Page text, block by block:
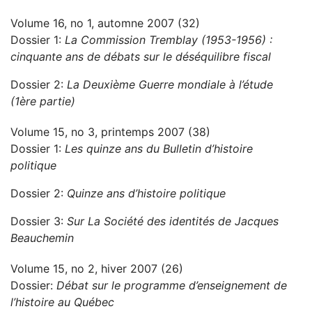
Volume 16, no 1, automne 2007 (32)
Dossier 1: La Commission Tremblay (1953-1956) :
cinquante ans de débats sur le déséquilibre fiscal
Dossier 2: La Deuxième Guerre mondiale à l’étude
(1ère partie)
Volume 15, no 3, printemps 2007 (38)
Dossier 1: Les quinze ans du Bulletin d’histoire
politique
Dossier 2: Quinze ans d’histoire politique
Dossier 3: Sur La Société des identités de Jacques
Beauchemin
Volume 15, no 2, hiver 2007 (26)
Dossier: Débat sur le programme d’enseignement de
l’histoire au Québec